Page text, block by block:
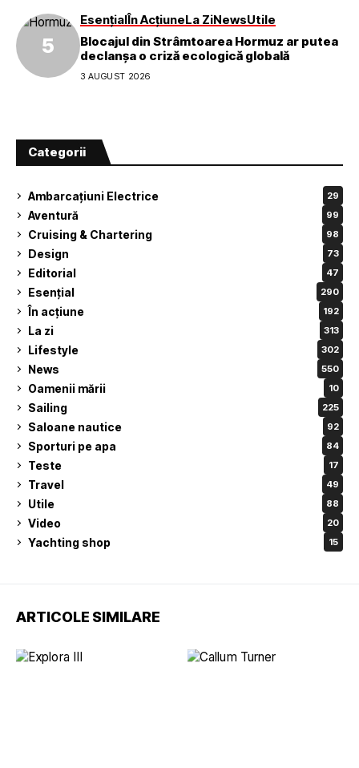
EsențialÎn AcțiuneLa ZiNewsUtile
Blocajul din Strâmtoarea Hormuz ar putea
declanșa o criză ecologică globală
3 AUGUST 2026
Categorii
Ambarcațiuni Electrice 29
Aventură 99
Cruising & Chartering 98
Design 73
Editorial 47
Esențial 290
În acțiune 192
La zi 313
Lifestyle 302
News 550
Oamenii mării 10
Sailing 225
Saloane nautice 92
Sporturi pe apa 84
Teste 17
Travel 49
Utile 88
Video 20
Yachting shop 15
ARTICOLE SIMILARE